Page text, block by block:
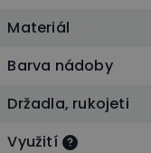
Materiál
Barva nádoby
Držadla, rukojeti
Využití